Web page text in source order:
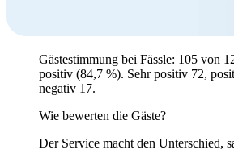
Gästestimmung bei Fässle: 105 von
positiv (84,7 %). Sehr positiv 72,
negativ 17.
Wie bewerten die Gäste?
Der Service macht den Unterschied,